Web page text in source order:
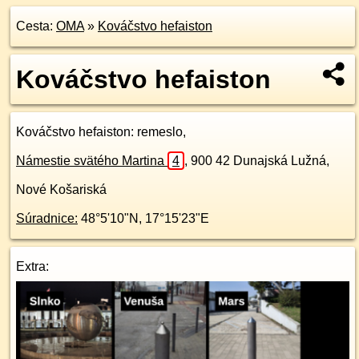
Cesta: OMA» Kováčstvo hefaiston
Kováčstvo hefaiston
Kováčstvo hefaiston: remeslo,
Námestie svätého Martina 4 , 900 42 Dunajská Lužná,
Nové Košariská
Súradnice: 48°5'10"N , 17°15'23"E
Extra: